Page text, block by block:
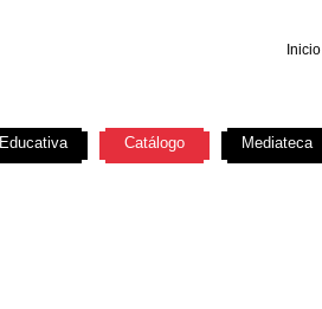
Inicio
Educativa Catálogo Mediateca